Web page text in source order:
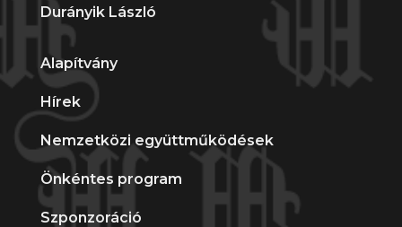
Durányik László
Alapítvány
Hírek
Nemzetközi együttműködések
Önkéntes program
Szponzoráció